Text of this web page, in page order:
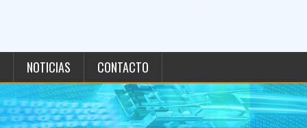
NOTICIAS CONTACTO